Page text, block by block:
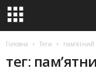
Головна Теги пам’ятний
тег: